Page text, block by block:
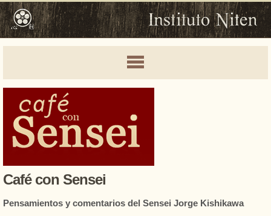
Café con Sensei
Pensamientos y comentarios del Sensei Jorge Kishikawa